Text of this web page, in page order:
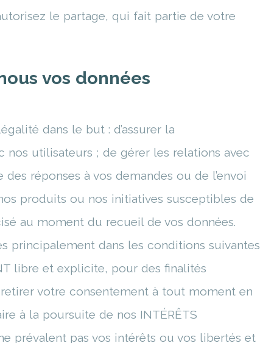
le partage, qui fait partie de votre
vos données
dans le but : d’assurer la
nos utilisateurs ; de gérer les relations avec
réponses à vos demandes ou de l’envoi
produits ou nos initiatives susceptibles de
au moment du recueil de vos données.
principalement dans les conditions suivantes
libre et explicite, pour des finalités
votre consentement à tout moment en
à la poursuite de nos INTÉRÊTS
prévalent pas vos intérêts ou vos libertés et